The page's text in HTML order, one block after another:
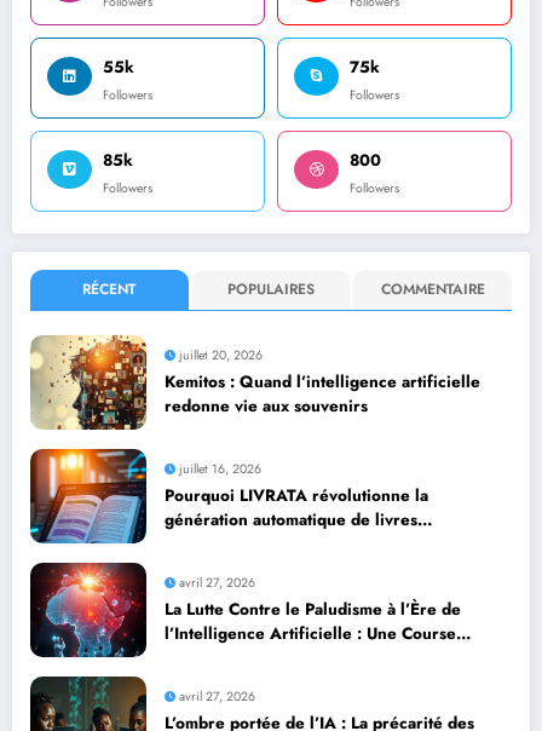
55k
Followers
75k
Followers
85k
Followers
800
Followers
RÉCENT POPULAIRES COMMENTAIRE
juillet 20, 2026
Kemitos : Quand l’intelligence artificielle
redonne vie aux souvenirs
juillet 16, 2026
Pourquoi LIVRATA révolutionne la
génération automatique de livres
avril 27, 2026
La Lutte Contre le Paludisme à l’Ère de
l’Intelligence Artificielle : Une Course
avril 27, 2026
L’ombre portée de l’IA : La précarité des